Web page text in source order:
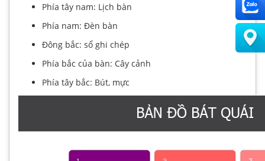
Phía tây nam: Lịch bàn
Phía nam: Đèn bàn
Đông bắc: sổ ghi chép
Phía bắc của bàn: Cây cảnh
Phía tây bắc: Bút, mực